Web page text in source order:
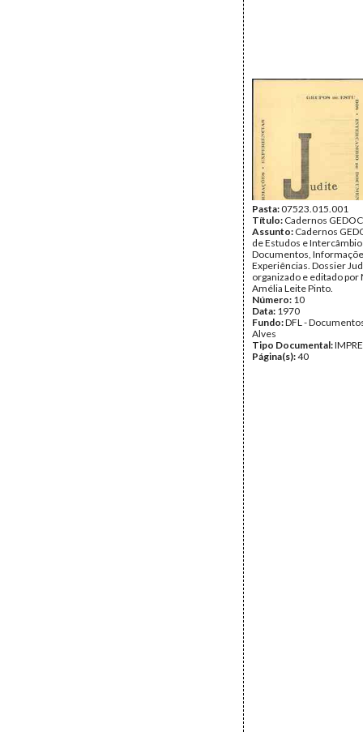
Pasta:07523.015.001
Título: Cadernos GEDOC
Assunto: Cadernos
de Estudos e
Documentos,
Experiências. Dossier
organizado e editado por
Amélia Leite Pinto.
Número: 10
Data: 1970
Fundo:DFL -
Alves
Tipo Documental:
Página(s):40